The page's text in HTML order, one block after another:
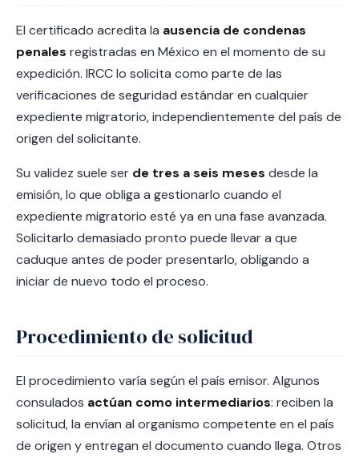
El certificado acredita la ausencia de condenas
penales registradas en México en el momento de su
expedición. IRCC lo solicita como parte de las
verificaciones de seguridad estándar en cualquier
expediente migratorio, independientemente del país de
origen del solicitante.
Su validez suele ser de tres a seis meses desde la
emisión, lo que obliga a gestionarlo cuando el
expediente migratorio esté ya en una fase avanzada.
Solicitarlo demasiado pronto puede llevar a que
caduque antes de poder presentarlo, obligando a
iniciar de nuevo todo el proceso.
Procedimiento de solicitud
El procedimiento varía según el país emisor. Algunos
consulados actúan como intermediarios: reciben la
solicitud, la envían al organismo competente en el país
de origen y entregan el documento cuando llega. Otros